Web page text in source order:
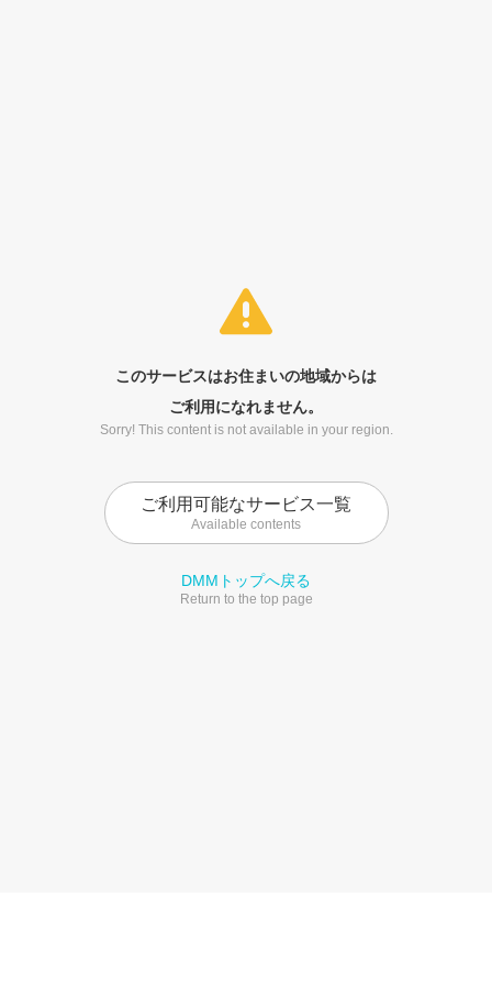
このサービスはお住まいの地域からは
ご利用になれません。
Sorry! This content is not available in your region.
ご利用可能なサービス一覧
Available contents
DMMトップへ戻る
Return to the top page